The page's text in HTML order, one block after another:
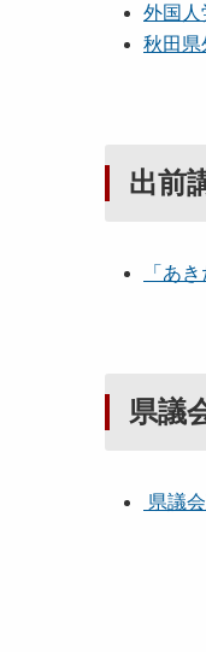
外国人
秋田県
出前
「あ
県議
県議